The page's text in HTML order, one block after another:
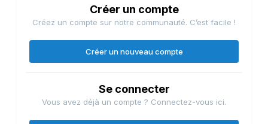
Créer un compte
Créez un compte sur notre communauté. C’est facile !
Créer un nouveau compte
Se connecter
Vous avez déjà un compte ? Connectez-vous ici.